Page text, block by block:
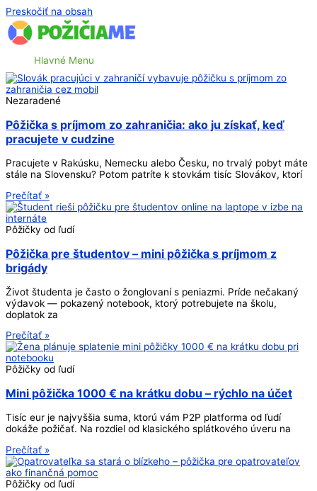
Preskočiť na obsah
Hlavné Menu
Nezaradené
Pôžička s príjmom zo zahraničia: ako ju získať, keď
pracujete v cudzine
Pracujete v Rakúsku, Nemecku alebo Česku, no trvalý pobyt máte
stále na Slovensku? Potom patríte k stovkám tisíc Slovákov, ktorí
Prečítať »
Pôžičky od ľudí
Pôžička pre študentov – mini pôžička s príjmom z
brigády
Život študenta je často o žonglovaní s peniazmi. Príde nečakaný
výdavok — pokazený notebook, ktorý potrebujete na školu,
doplatok za
Prečítať »
Pôžičky od ľudí
Mini pôžička 1000 € na krátku dobu – rýchlo na účet
Tisíc eur je najvyššia suma, ktorú vám P2P platforma od ľudí
dokáže požičať. Na rozdiel od klasického splátkového úveru na
Prečítať »
Pôžičky od ľudí